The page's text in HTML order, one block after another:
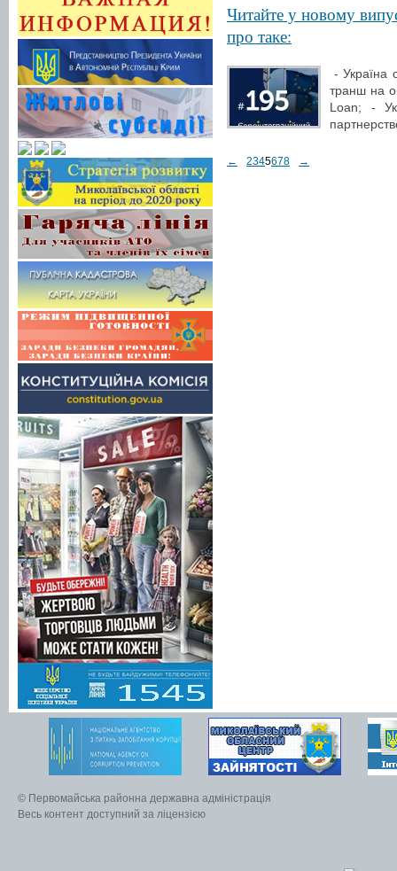
Читайте у новому
про таке:
- Україна
транш на
Loan; -
← 2345678 →
© Первомайська районна державна адміністрація
Весь контент доступний за ліцензією